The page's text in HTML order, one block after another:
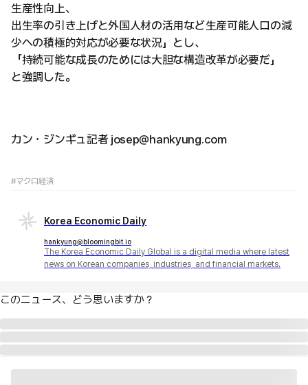
生産性向上、
出生率の引き上げと外国人材の活用など生産可能人口の減
少への積極的対応が必要な状況」とし、
「持続可能な成長のためには大胆な構造改革が必要だ」
と強調した。
カン・ジンギュ記者 josep@hankyung.com
#マクロ経済
Korea Economic Daily
hankyung@bloomingbit.io
The Korea Economic Daily Global is a digital media where latest
news on Korean companies, industries, and financial markets.
このニュース、どう思いますか？